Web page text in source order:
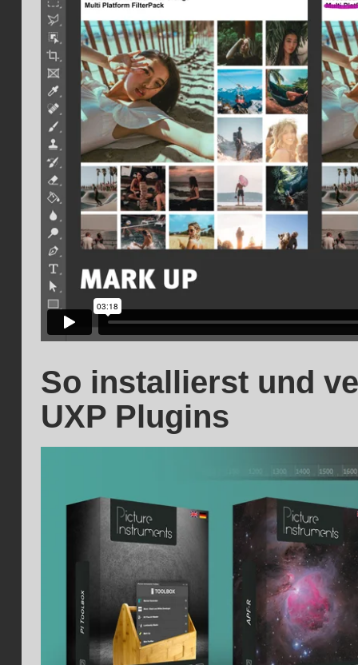
So installierst und
UXP Plugins